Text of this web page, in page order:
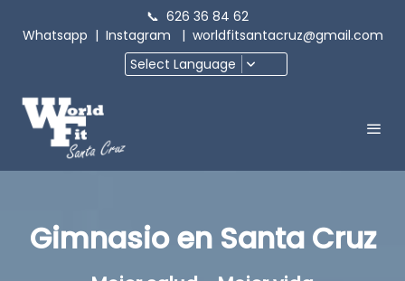
📞 626 36 84 62
Whatsapp | Instagram | worldfitsantacruz@gmail.com
Select Language
Gimnasio en Santa Cruz